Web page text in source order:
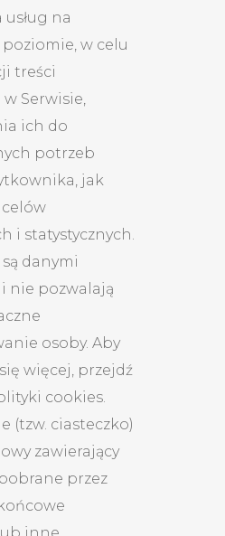
na
poziomie, w celu
treści
Serwisie,
ich do
potrzeb
jak
i statystycznych.
danymi
nie pozwalają
osoby. Aby
więcej, przejdź
cookies.
(tzw. ciasteczko)
zawierający
przez